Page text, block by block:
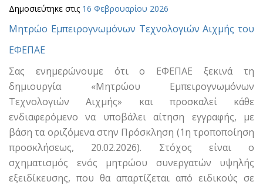
Δημοσιεύτηκε στις 16 Φεβρουαρίου 2026
Μητρώο Εμπειρογνωμόνων Τεχνολογιών Αιχμής του
ΕΦΕΠΑΕ
Σας ενημερώνουμε ότι ο ΕΦΕΠΑΕ ξεκινά τη
δημιουργία «Μητρώου Εμπειρογνωμόνων
Τεχνολογιών Αιχμής» και προσκαλεί κάθε
ενδιαφερόμενο να υποβάλει αίτηση εγγραφής, με
βάση τα οριζόμενα στην Πρόσκληση (1η τροποποίηση
προσκλήσεως, 20.02.2026). Στόχος είναι ο
σχηματισμός ενός μητρώου συνεργατών υψηλής
εξειδίκευσης, που θα απαρτίζεται από ειδικούς σε